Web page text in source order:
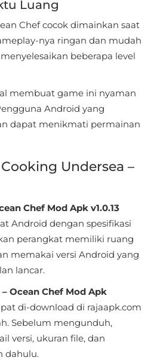
Luang
Chef cocok dimainkan saat
nya ringan dan mudah
beberapa level
membuat game ini nyaman
Android yang
dapat menikmati permainan
Undersea –
Chef Mod Apk v1.0.13
Android dengan spesifikasi
perangkat memiliki ruang
memakai versi Android yang
lancar.
Ocean Chef Mod Apk
di-download di rajaapk.com
Sebelum mengunduh,
versi, ukuran file, dan
dahulu.